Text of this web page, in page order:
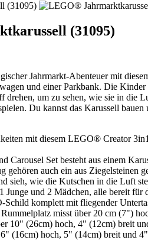
(31095)
Jahrmarkt-Abenteuer mit
und einer Parkbank. Die
drehen, um zu sehen, wie sie in die
Du kannst das Karussell
mit diesem LEGO® Creator
Carousel Set besteht aus einem
gehören auch ein aus Ziegelsteinen
sieh, wie die Kutschen in die Luft
und 2 Mädchen, alle bereit für
Schild komplett mit fliegender
misst über 20 cm (7")
10" (26cm) hoch, 4" (12cm) breit
(16cm) hoch, 5" (14cm) breit und